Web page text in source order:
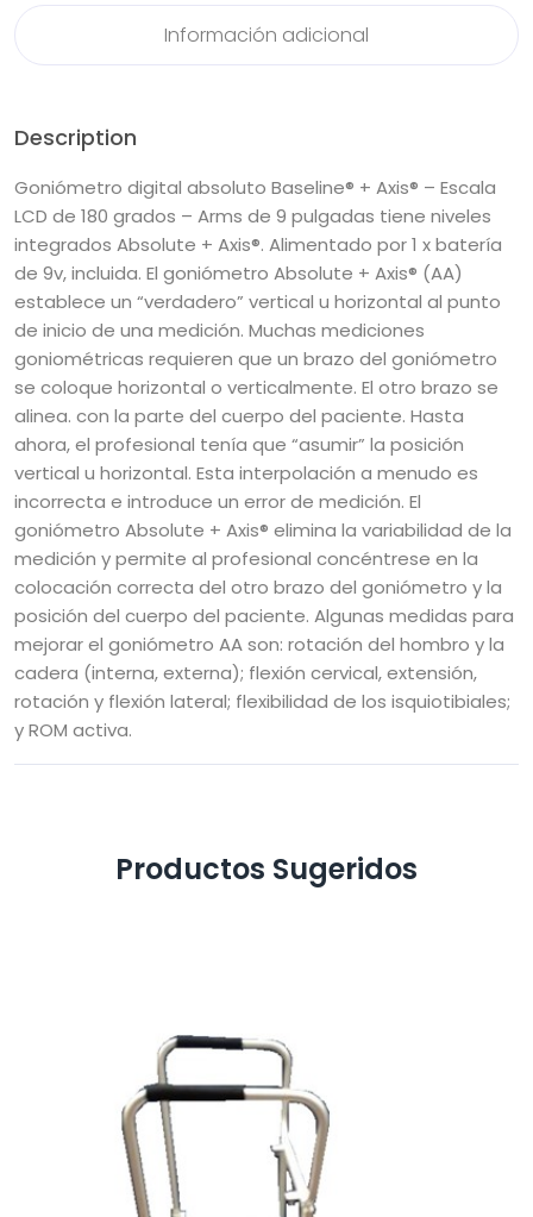
Información adicional
Description
Goniómetro digital absoluto Baseline® + Axis® – Escala
LCD de 180 grados – Arms de 9 pulgadas tiene niveles
integrados Absolute + Axis®. Alimentado por 1 x batería
de 9v, incluida. El goniómetro Absolute + Axis® (AA)
establece un “verdadero” vertical u horizontal al punto
de inicio de una medición. Muchas mediciones
goniométricas requieren que un brazo del goniómetro
se coloque horizontal o verticalmente. El otro brazo se
alinea. con la parte del cuerpo del paciente. Hasta
ahora, el profesional tenía que “asumir” la posición
vertical u horizontal. Esta interpolación a menudo es
incorrecta e introduce un error de medición. El
goniómetro Absolute + Axis® elimina la variabilidad de la
medición y permite al profesional concéntrese en la
colocación correcta del otro brazo del goniómetro y la
posición del cuerpo del paciente. Algunas medidas para
mejorar el goniómetro AA son: rotación del hombro y la
cadera (interna, externa); flexión cervical, extensión,
rotación y flexión lateral; flexibilidad de los isquiotibiales;
y ROM activa.
Productos Sugeridos